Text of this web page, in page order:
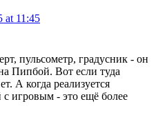
at 11:45
пульсометр, градусник - он
Пипбой. Вот если туда
А когда реализуется
игровым - это ещё более